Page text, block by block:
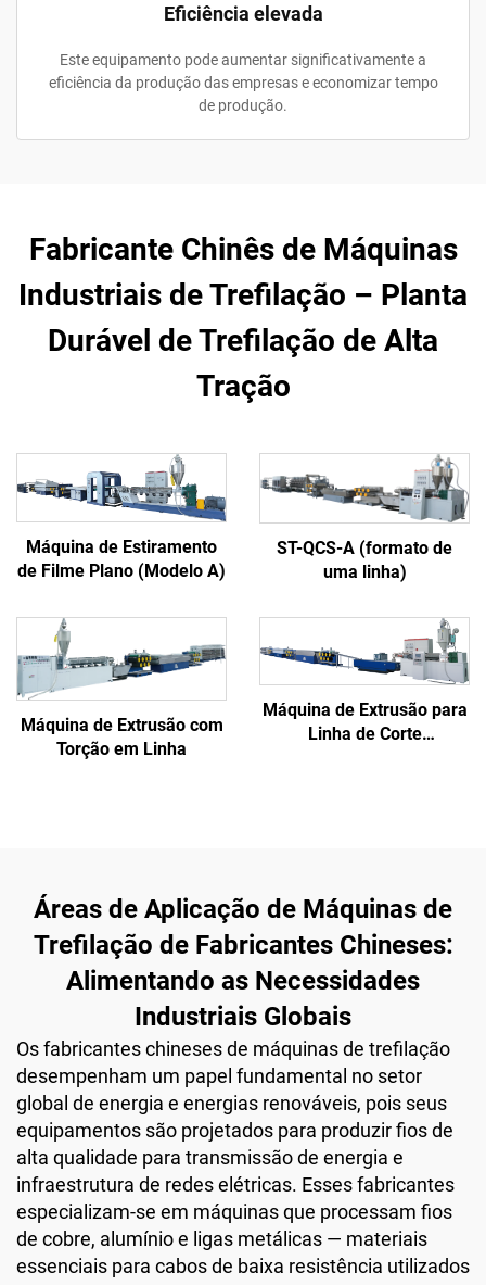
Eficiência elevada
Este equipamento pode aumentar significativamente a
eficiência da produção das empresas e economizar tempo
de produção.
Fabricante Chinês de Máquinas
Industriais de Trefilação – Planta
Durável de Trefilação de Alta
Tração
Máquina de Estiramento
de Filme Plano (Modelo A)
ST-QCS-A (formato de
uma linha)
Máquina de Extrusão com
Torção em Linha
Máquina de Extrusão para
Linha de Corte
Áreas de Aplicação de Máquinas de
Trefilação de Fabricantes Chineses:
Alimentando as Necessidades
Industriais Globais
Os fabricantes chineses de máquinas de trefilação
desempenham um papel fundamental no setor
global de energia e energias renováveis, pois seus
equipamentos são projetados para produzir fios de
alta qualidade para transmissão de energia e
infraestrutura de redes elétricas. Esses fabricantes
especializam-se em máquinas que processam fios
de cobre, alumínio e ligas metálicas — materiais
essenciais para cabos de baixa resistência utilizados